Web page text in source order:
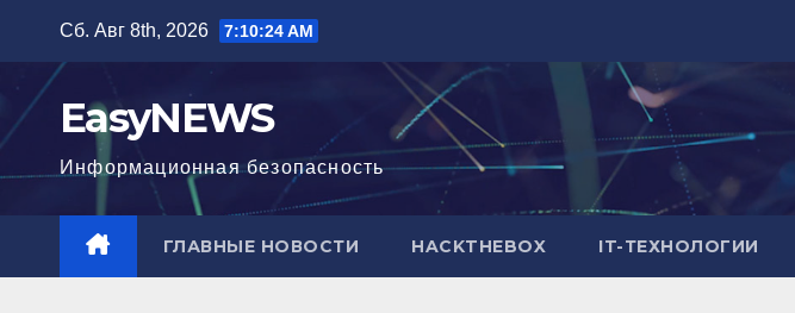
содержимому
Сб. Авг 8th, 2026 7:10:25 AM
EasyNEWS
Информационная безопаcность
ГЛАВНЫЕ НОВОСТИ HACKTHEBOX IT-ТЕХНОЛОГИИ